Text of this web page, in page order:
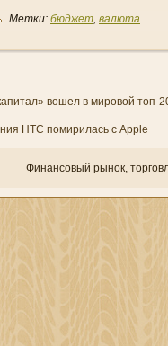
Метки: бюджет, валюта
вошел в мировой топ-
HTC помирилась с Apple
Финансовый рынок,